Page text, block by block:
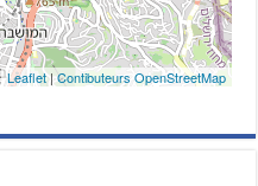
Leaflet|Contibuteurs OpenStreetMap